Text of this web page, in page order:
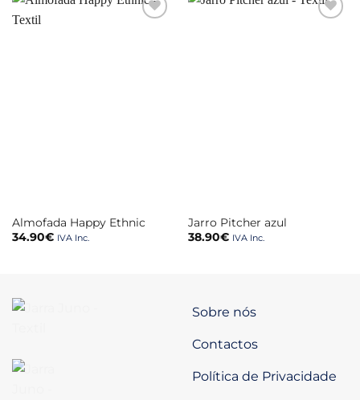
Almofada Happy Ethnic
34.90€ IVA Inc.
Jarro Pitcher azul
38.90€ IVA Inc.
Sobre nós
Contactos
Política de Privacidade